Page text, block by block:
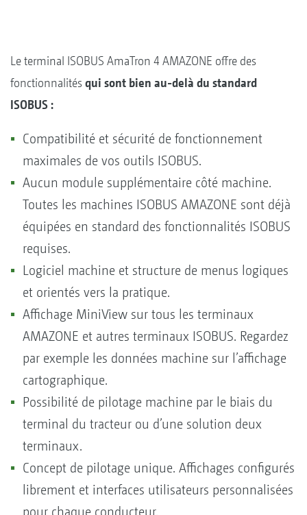
Le terminal ISOBUS AmaTron 4 AMAZONE offre des
fonctionnalités qui sont bien au-delà du standard
ISOBUS :
Compatibilité et sécurité de fonctionnement
maximales de vos outils ISOBUS.
Aucun module supplémentaire côté machine.
Toutes les machines ISOBUS AMAZONE sont déjà
équipées en standard des fonctionnalités ISOBUS
requises.
Logiciel machine et structure de menus logiques
et orientés vers la pratique.
Affichage MiniView sur tous les terminaux
AMAZONE et autres terminaux ISOBUS. Regardez
par exemple les données machine sur l’affichage
cartographique.
Possibilité de pilotage machine par le biais du
terminal du tracteur ou d’une solution deux
terminaux.
Concept de pilotage unique. Affichages configurés
librement et interfaces utilisateurs personnalisées
pour chaque conducteur.